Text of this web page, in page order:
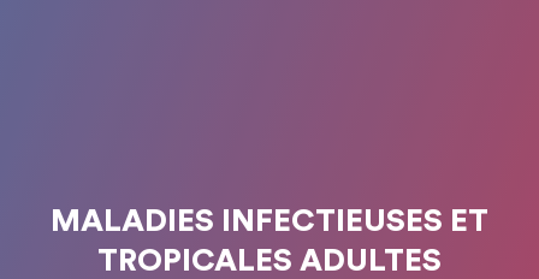
MALADIES INFECTIEUSES ET
TROPICALES ADULTES